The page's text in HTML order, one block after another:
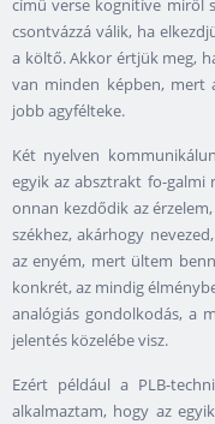
című verse kognitíve miről
csontvázzá válik, ha
a költő. Akkor értjük meg,
van minden képben, mert
jobb agyfélteke.
Két nyelven
egyik az absztrakt fo-galmi
onnan kezdődik az
székhez, akárhogy
az enyém, mert ültem
konkrét, az mindig
analógiás gondolkodás, a
jelentés közelébe visz.
Ezért például a PLB-
alkalmaztam, hogy az